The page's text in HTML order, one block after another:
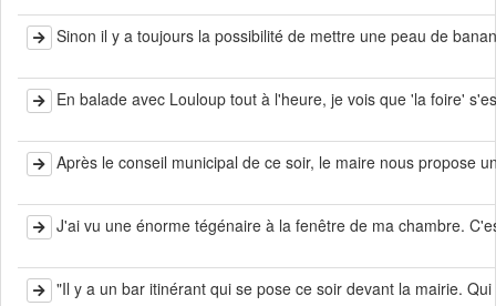
Sinon il y a toujours la possibilité de mettre une peau de
En balade avec Louloup tout à l'heure, je vois que 'la foire'
Après le conseil municipal de ce soir, le maire nous propose
J'ai vu une énorme tégénaire à la fenêtre de ma chambre.
"Il y a un bar itinérant qui se pose ce soir devant la mairie.